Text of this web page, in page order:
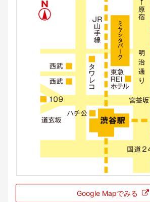
Google Mapでみる